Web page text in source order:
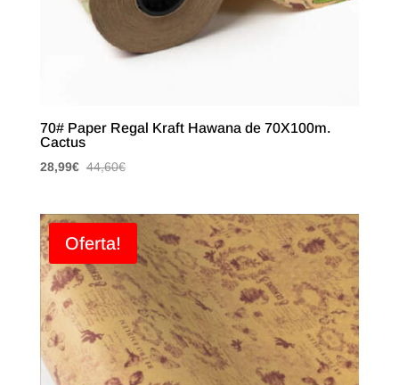
70# Paper Regal Kraft Hawana de 70X100m.
Cactus
28,99€ 44,60€
Oferta!